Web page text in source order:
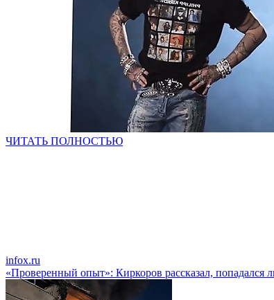
ЧИТАТЬ ПОЛНОСТЬЮ
infox.ru
«Проверенный опыт»: Киркоров рассказал, попадался